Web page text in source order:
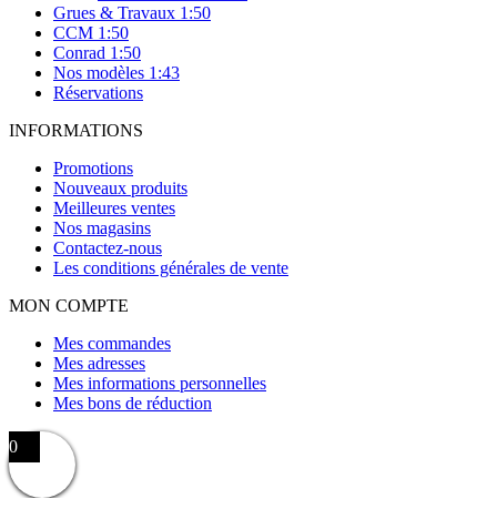
Grues & Travaux 1:50
CCM 1:50
Conrad 1:50
Nos modèles 1:43
Réservations
INFORMATIONS
Promotions
Nouveaux produits
Meilleures ventes
Nos magasins
Contactez-nous
Les conditions générales de vente
MON COMPTE
Mes commandes
Mes adresses
Mes informations personnelles
Mes bons de réduction
0